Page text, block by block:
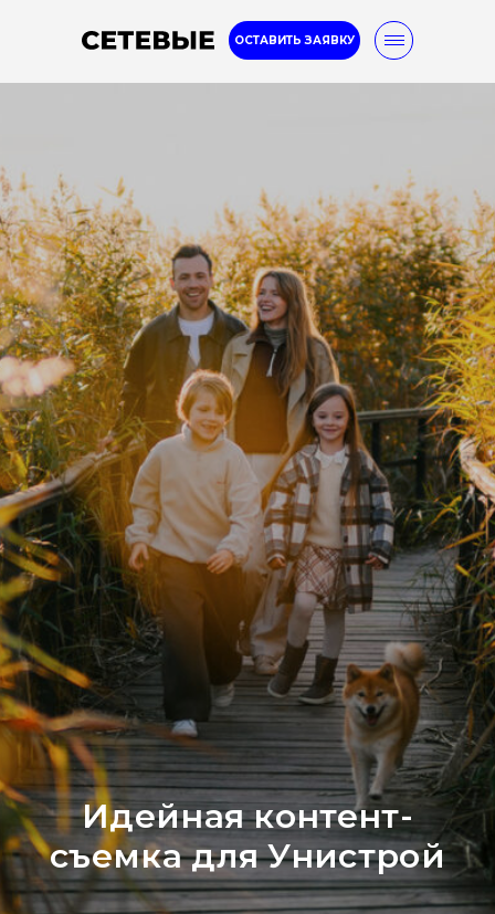
Блог
Кейсы
Услуги
ОСТАВИТЬ ЗАЯВКУ
Идейная контент-
съемка для Унистрой